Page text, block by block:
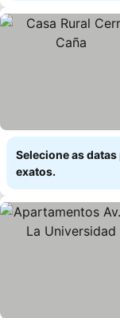
Selecione as
exatos.